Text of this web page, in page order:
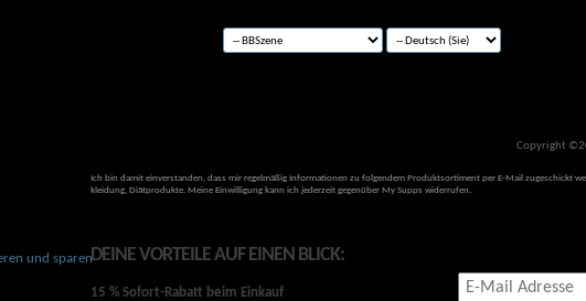
Copyright
Ich bin damit einverstanden, dass mir regelmäßig Informationen zu folgendem Produktsortiment per E-Mail zugeschickt
kleidung, Diätprodukte. Meine Einwilligung kann ich jederzeit gegenüber My Supps widerrufen.
DEINE VORTEILE AUF EINEN BLICK:
15 % Sofort-Rabatt beim Einkauf